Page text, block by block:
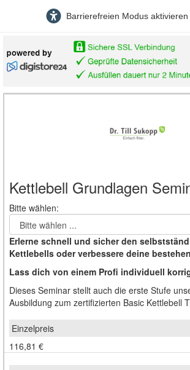
Barrierefreien Modus aktivieren
Kettlebell Grundlagen
Bitte wählen:
...
Erlerne schnell und sicher den
Kettlebells oder verbessere deine
Lass dich von einem Profi individuell
Dieses Seminar stellt auch die erste Stufe
Ausbildung zum zertifizierten Basic Kettlebell
116,81 €